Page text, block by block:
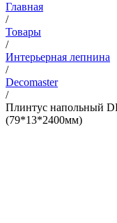
Главная
/
Товары
/
Интерьерная лепнина
/
Decomaster
/
Плинтус напольный
(79*13*2400мм)